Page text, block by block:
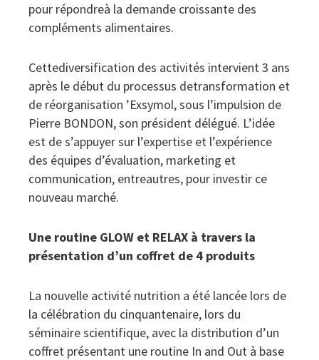
pour répondreà la demande croissante des
compléments alimentaires.
Cettediversification des activités intervient 3 ans
après le début du processus detransformation et
de réorganisation ’Exsymol, sous l’impulsion de
Pierre BONDON, son président délégué. L’idée
est de s’appuyer sur l’expertise et l’expérience
des équipes d’évaluation, marketing et
communication, entreautres, pour investir ce
nouveau marché.
Une routine GLOW et RELAX à travers la
présentation d’un coffret de 4 produits
La nouvelle activité nutrition a été lancée lors de
la célébration du cinquantenaire, lors du
séminaire scientifique, avec la distribution d’un
coffret présentant une routine In and Out à base